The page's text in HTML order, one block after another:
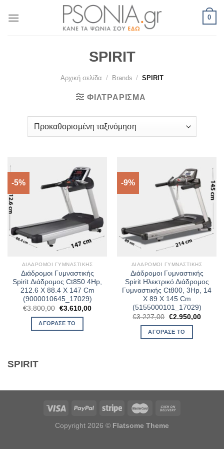
0
SPIRIT
Αρχική σελίδα / Brands / SPIRIT
ΦΙΛΤΡΆΡΙΣΜΑ
-5%
ΔΙΆΔΡΟΜΟΙ ΓΥΜΝΑΣΤΙΚΉΣ
Διάδρομοι Γυμναστικής
Spirit Διάδρομος Ct850 4Hp,
212.6 X 88.4 X 147 Cm
(9000010645_17029)
€3.800,00 Original
was:
€3.800,00.
€3.610,00Η
ΑΓΌΡΑΣΈ ΤΟ
-9%
ΔΙΆΔΡΟΜΟΙ ΓΥΜΝΑΣΤΙΚΉΣ
Διάδρομοι Γυμναστικής
Spirit Ηλεκτρικό Διάδρομος
Γυμναστικής Ct800, 3Hp, 14
X 89 X 145 Cm
(5155000101_17029)
€3.227,00 Original
was:
€3.227,00.
€2.950,00Η
ΑΓΌΡΑΣΈ ΤΟ
SPIRIT
Copyright 2026 © Flatsome Theme